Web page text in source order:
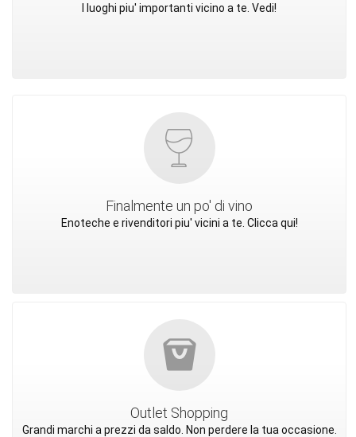
I luoghi piu' importanti vicino a te. Vedi!
Finalmente un po' di vino
Enoteche e rivenditori piu' vicini a te. Clicca qui!
Outlet Shopping
Grandi marchi a prezzi da saldo. Non perdere la tua occasione.